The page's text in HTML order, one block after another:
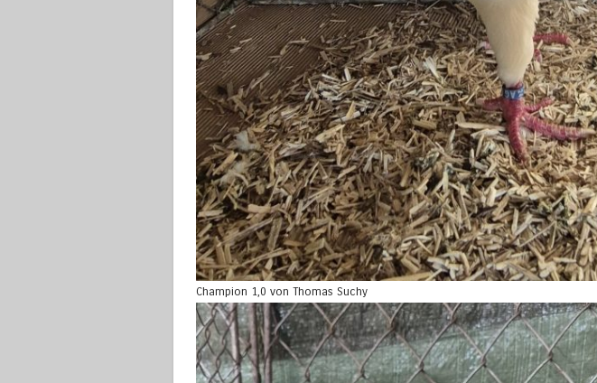
Champion 1,0 von Thomas Suchy